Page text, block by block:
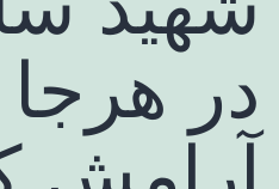
در هرجا